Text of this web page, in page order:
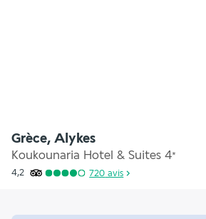
Grèce, Alykes
Koukounaria Hotel & Suites 4*
4,2 720 avis